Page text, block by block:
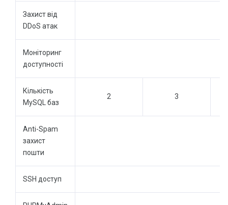
Захист від
DDoS атак
Моніторинг
доступності
Кількість
MySQL баз
2 3
Anti-Spam
захист
пошти
SSH доступ